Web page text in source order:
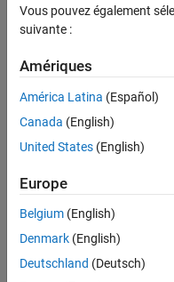
Vous pouvez également
suivante :
Amériques
América Latina (Español)
Canada (English)
United States (English)
Europe
Belgium (English)
Denmark (English)
Deutschland (Deutsch)
Lutte anti-piratage
© 1994-2026 The